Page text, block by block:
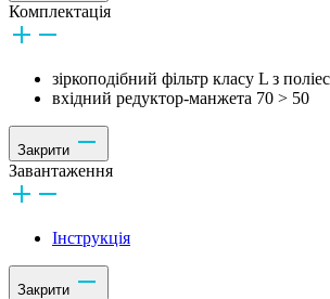
Комплектація
зіркоподібний фільтр класу L з
вхідний редуктор-манжета 70 > 50
Закрити
Завантаження
Інструкція
Закрити